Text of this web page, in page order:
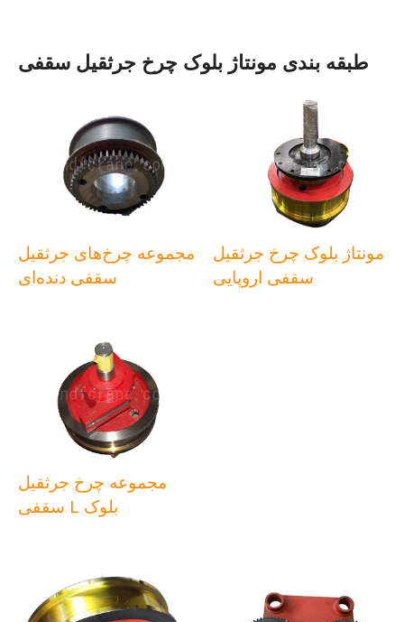
طبقه بندی مونتاژ بلوک چرخ جرثقیل سقفی
مجموعه چرخ‌های جرثقیل
سقفی دنده‌ای
مونتاژ بلوک چرخ جرثقیل
سقفی اروپایی
مجموعه چرخ جرثقیل
سقفی L بلوک